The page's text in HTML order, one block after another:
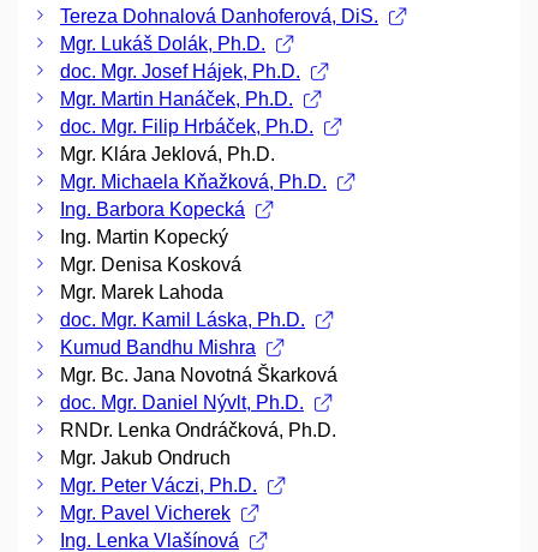
Tereza Dohnalová Danhoferová, DiS.
Mgr. Lukáš Dolák, Ph.D.
doc. Mgr. Josef Hájek, Ph.D.
Mgr. Martin Hanáček, Ph.D.
doc. Mgr. Filip Hrbáček, Ph.D.
Mgr. Klára Jeklová, Ph.D.
Mgr. Michaela Kňažková, Ph.D.
Ing. Barbora Kopecká
Ing. Martin Kopecký
Mgr. Denisa Kosková
Mgr. Marek Lahoda
doc. Mgr. Kamil Láska, Ph.D.
Kumud Bandhu Mishra
Mgr. Bc. Jana Novotná Škarková
doc. Mgr. Daniel Nývlt, Ph.D.
RNDr. Lenka Ondráčková, Ph.D.
Mgr. Jakub Ondruch
Mgr. Peter Váczi, Ph.D.
Mgr. Pavel Vicherek
Ing. Lenka Vlašínová